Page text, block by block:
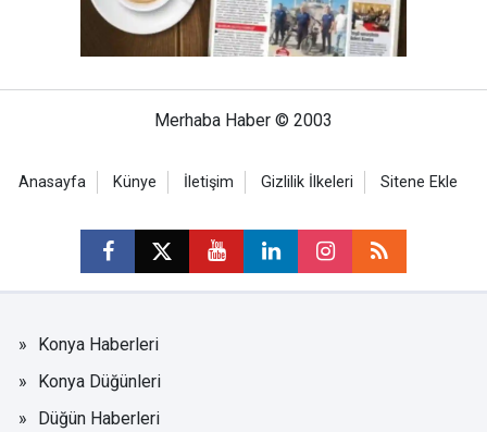
Merhaba Haber © 2003
Anasayfa Künye İletişim Gizlilik İlkeleri Sitene Ekle
Konya Haberleri
Konya Düğünleri
Düğün Haberleri